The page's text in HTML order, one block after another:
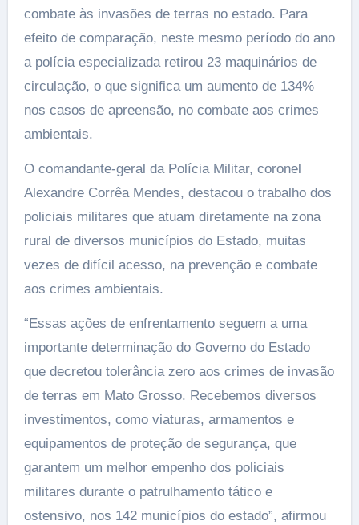
combate às invasões de terras no estado. Para
efeito de comparação, neste mesmo período do ano
a polícia especializada retirou 23 maquinários de
circulação, o que significa um aumento de 134%
nos casos de apreensão, no combate aos crimes
ambientais.
O comandante-geral da Polícia Militar, coronel
Alexandre Corrêa Mendes, destacou o trabalho dos
policiais militares que atuam diretamente na zona
rural de diversos municípios do Estado, muitas
vezes de difícil acesso, na prevenção e combate
aos crimes ambientais.
“Essas ações de enfrentamento seguem a uma
importante determinação do Governo do Estado
que decretou tolerância zero aos crimes de invasão
de terras em Mato Grosso. Recebemos diversos
investimentos, como viaturas, armamentos e
equipamentos de proteção de segurança, que
garantem um melhor empenho dos policiais
militares durante o patrulhamento tático e
ostensivo, nos 142 municípios do estado”, afirmou